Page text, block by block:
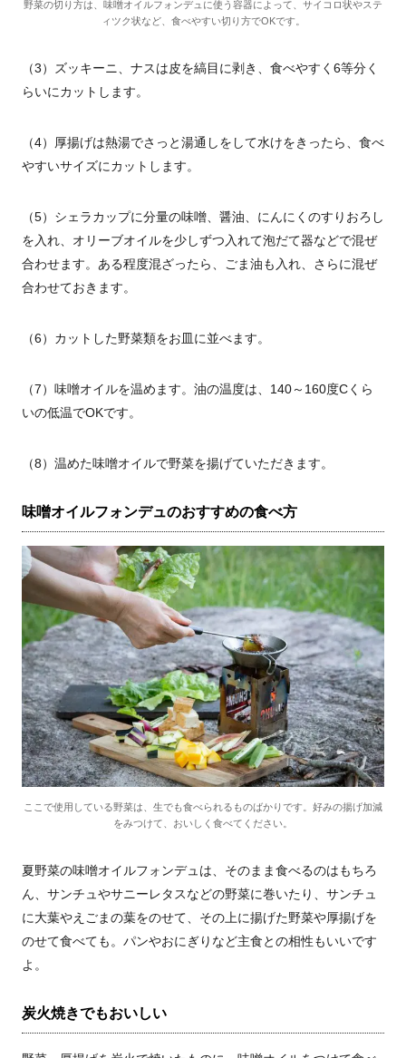
野菜の切り方は、味噌オイルフォンデュに使う容器によって、サイコロ状やステ
ィツク状など、食べやすい切り方でOKです。
（3）ズッキーニ、ナスは皮を縞目に剥き、食べやすく6等分く
らいにカットします。
（4）厚揚げは熱湯でさっと湯通しをして水けをきったら、食べ
やすいサイズにカットします。
（5）シェラカップに分量の味噌、醤油、にんにくのすりおろし
を入れ、オリーブオイルを少しずつ入れて泡だて器などで混ぜ
合わせます。ある程度混ざったら、ごま油も入れ、さらに混ぜ
合わせておきます。
（6）カットした野菜類をお皿に並べます。
（7）味噌オイルを温めます。油の温度は、140～160度Cくら
いの低温でOKです。
（8）温めた味噌オイルで野菜を揚げていただきます。
味噌オイルフォンデュのおすすめの食べ方
ここで使用している野菜は、生でも食べられるものばかりです。好みの揚げ加減
をみつけて、おいしく食べてください。
夏野菜の味噌オイルフォンデュは、そのまま食べるのはもちろ
ん、サンチュやサニーレタスなどの野菜に巻いたり、サンチュ
に大葉やえごまの葉をのせて、その上に揚げた野菜や厚揚げを
のせて食べても。パンやおにぎりなど主食との相性もいいです
よ。
炭火焼きでもおいしい